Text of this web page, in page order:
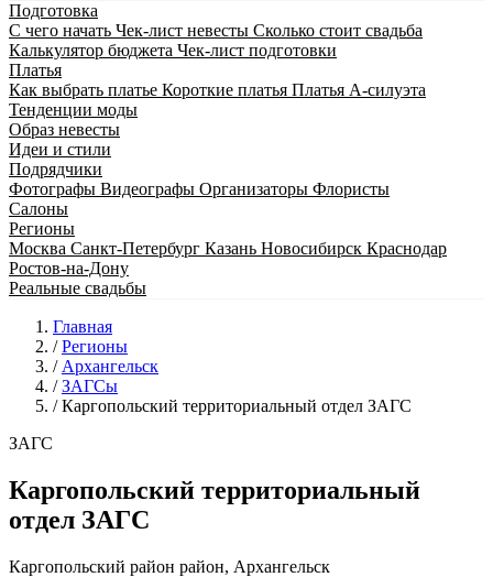
Подготовка
С чего начать Чек-лист невесты Сколько стоит свадьба
Калькулятор бюджета Чек-лист подготовки
Платья
Как выбрать платье Короткие платья Платья А-силуэта
Тенденции моды
Образ невесты
Идеи и стили
Подрядчики
Фотографы Видеографы Организаторы Флористы
Салоны
Регионы
Москва Санкт-Петербург Казань Новосибирск Краснодар
Ростов-на-Дону
Реальные свадьбы
Главная
/ Регионы
/ Архангельск
/ ЗАГСы
/ Каргопольский территориальный отдел ЗАГС
ЗАГС
Каргопольский территориальный
отдел ЗАГС
Каргопольский район район, Архангельск